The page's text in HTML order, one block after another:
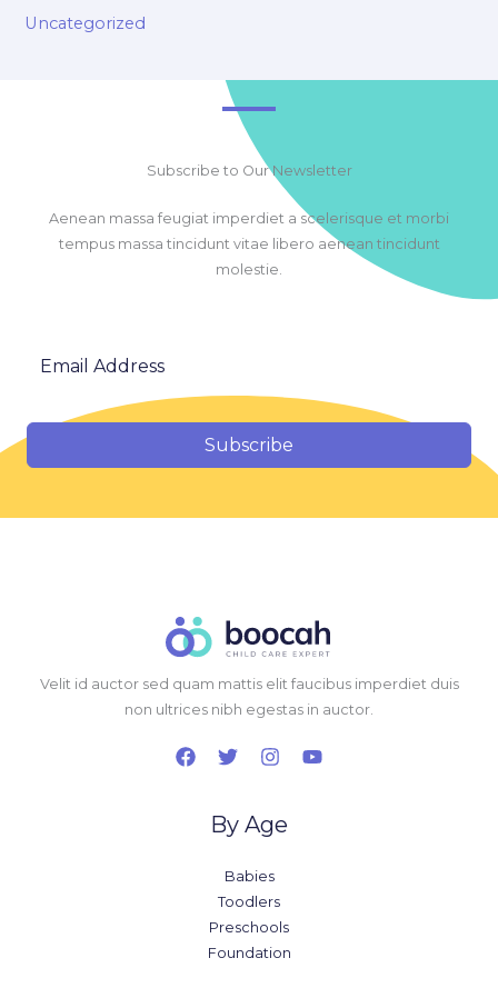
Uncategorized
Subscribe to Our Newsletter
Aenean massa feugiat imperdiet a scelerisque et morbi
tempus massa tincidunt vitae libero aenean tincidunt
molestie.
Subscribe
Velit id auctor sed quam mattis elit faucibus imperdiet duis
non ultrices nibh egestas in auctor.
By Age
Babies
Toodlers
Preschools
Foundation